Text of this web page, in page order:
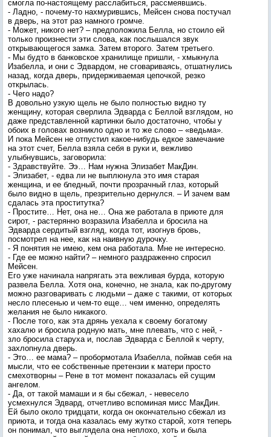
смогла по-настоящему расслабиться, рассмеявшись.
- Ладно, - почему-то нахмурившись, Мейсен снова постучал
в дверь, на этот раз намного громче.
- Может, никого нет? – предположила Белла, но стоило ей
только произнести эти слова, как послышался звук
открывающегося замка. Затем второго. Затем третьего.
- Мы будто в банковское хранилище пришли, - хмыкнула
Изабелла, и они с Эдвардом, не сговариваясь, отшатнулись
назад, когда дверь, придерживаемая цепочкой, резко
открылась.
- Чего надо?
В довольно узкую щель не было полностью видно ту
женщину, которая сверлила Эдварда с Беллой взглядом, но
даже представленной картинки было достаточно, чтобы у
обоих в головах возникло одно и то же слово – «ведьма».
И пока Мейсен не отпустил какое-нибудь едкое замечание
на этот счет, Белла взяла себя в руки и, вежливо
улыбнувшись, заговорила:
- Здравствуйте. Ээ… Нам нужна Элизабет МакДин.
- Элизабет, - едва ли не выплюнула это имя старая
женщина, и ее бледный, почти прозрачный глаз, который
было видно в щель, презрительно дернулся. – И зачем вам
сдалась эта проститутка?
- Простите… Нет, она не… Она же работала в приюте для
сирот, - растерянно возразила Изабелла и бросила на
Эдварда сердитый взгляд, когда тот, изогнув бровь,
посмотрел на нее, как на наивную дурочку.
- Я понятия не имею, кем она работала. Мне не интересно.
- Где ее можно найти? – немного раздраженно спросил
Мейсен.
Его уже начинала напрягать эта вежливая бурда, которую
развела Белла. Хотя она, конечно, не знала, как по-другому
можно разговаривать с людьми – даже с такими, от которых
несло плесенью и чем-то еще… чем именно, определять
желания не было никакого.
- После того, как эта дрянь уехала к своему богатому
хахалю и бросила родную мать, мне плевать, что с ней, -
зло бросила старуха и, послав Эдварда с Беллой к черту,
захлопнула дверь.
- Это… ее мама? – пробормотала Изабелла, поймав себя на
мысли, что ее собственные претензии к матери просто
смехотворны – Рене в тот момент показалась ей сущим
ангелом.
- Да, от такой мамаши и я бы сбежал, - невесело
усмехнулся Эдвард, отчетливо вспоминая мисс МакДин.
Ей было около тридцати, когда он окончательно сбежал из
приюта, и тогда она казалась ему жутко старой, хотя теперь
он понимал, что выглядела она неплохо, хоть и была